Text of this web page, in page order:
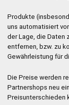
Produkte
uns automatisiert
der Lage, die Daten
entfernen, bzw. zu
Gewährleistung für
Die Preise werden
Partnershops neu
Preisunterschieden